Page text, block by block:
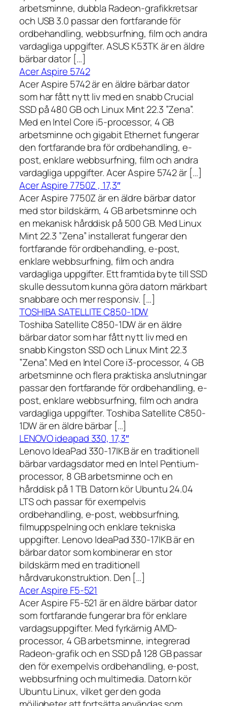
arbetsminne, dubbla Radeon-grafikkretsar
och USB 3.0 passar den fortfarande för
ordbehandling, webbsurfning, film och andra
vardagliga uppgifter. ASUS K53TK är en äldre
bärbar dator […]
Acer Aspire 5742
Acer Aspire 5742 är en äldre bärbar dator
som har fått nytt liv med en snabb Crucial
SSD på 480 GB och Linux Mint 22.3 ”Zena”.
Med en Intel Core i5-processor, 4 GB
arbetsminne och gigabit Ethernet fungerar
den fortfarande bra för ordbehandling, e-
post, enklare webbsurfning, film och andra
vardagliga uppgifter. Acer Aspire 5742 är […]
Acer Aspire 7750Z , 17,3″
Acer Aspire 7750Z är en äldre bärbar dator
med stor bildskärm, 4 GB arbetsminne och
en mekanisk hårddisk på 500 GB. Med Linux
Mint 22.3 ”Zena” installerat fungerar den
fortfarande för ordbehandling, e-post,
enklare webbsurfning, film och andra
vardagliga uppgifter. Ett framtida byte till SSD
skulle dessutom kunna göra datorn märkbart
snabbare och mer responsiv. […]
TOSHIBA SATELLITE C850-1DW
Toshiba Satellite C850-1DW är en äldre
bärbar dator som har fått nytt liv med en
snabb Kingston SSD och Linux Mint 22.3
”Zena”. Med en Intel Core i3-processor, 4 GB
arbetsminne och flera praktiska anslutningar
passar den fortfarande för ordbehandling, e-
post, enklare webbsurfning, film och andra
vardagliga uppgifter. Toshiba Satellite C850-
1DW är en äldre bärbar […]
LENOVO ideapad 330, 17,3″
Lenovo IdeaPad 330-17IKB är en traditionell
bärbar vardagsdator med en Intel Pentium-
processor, 8 GB arbetsminne och en
hårddisk på 1 TB. Datorn kör Ubuntu 24.04
LTS och passar för exempelvis
ordbehandling, e-post, webbsurfning,
filmuppspelning och enklare tekniska
uppgifter. Lenovo IdeaPad 330-17IKB är en
bärbar dator som kombinerar en stor
bildskärm med en traditionell
hårdvarukonstruktion. Den […]
Acer Aspire F5-521
Acer Aspire F5-521 är en äldre bärbar dator
som fortfarande fungerar bra för enklare
vardagsuppgifter. Med fyrkärnig AMD-
processor, 4 GB arbetsminne, integrerad
Radeon-grafik och en SSD på 128 GB passar
den för exempelvis ordbehandling, e-post,
webbsurfning och multimedia. Datorn kör
Ubuntu Linux, vilket ger den goda